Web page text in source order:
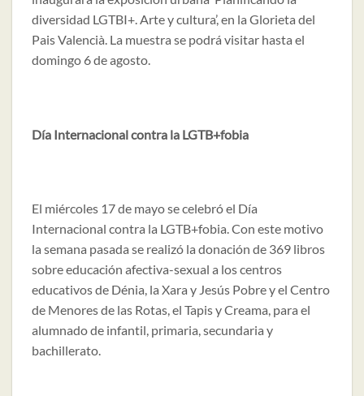
diversidad LGTBI+. Arte y cultura’, en la Glorieta del
Pais Valencià. La muestra se podrá visitar hasta el
domingo 6 de agosto.
Día Internacional contra la LGTB+fobia
El miércoles 17 de mayo se celebró el Día
Internacional contra la LGTB+fobia. Con este motivo
la semana pasada se realizó la donación de 369 libros
sobre educación afectiva-sexual a los centros
educativos de Dénia, la Xara y Jesús Pobre y el Centro
de Menores de las Rotas, el Tapis y Creama, para el
alumnado de infantil, primaria, secundaria y
bachillerato.